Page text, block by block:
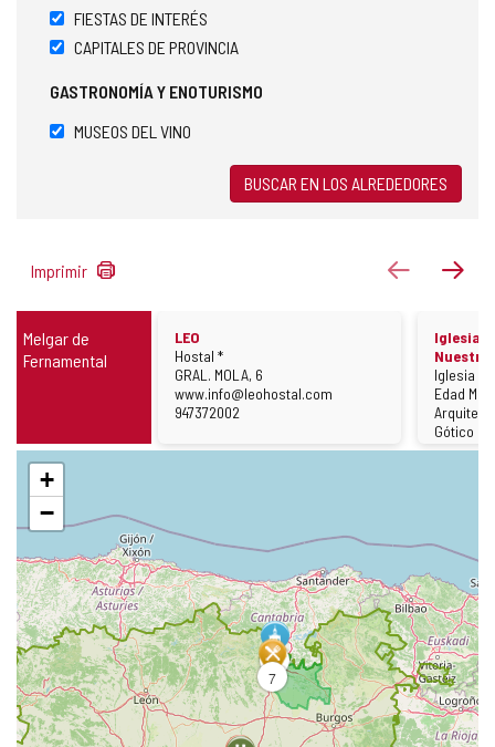
FIESTAS DE INTERÉS
CAPITALES DE PROVINCIA
GASTRONOMÍA Y ENOTURISMO
MUSEOS DEL VINO
BUSCAR EN LOS ALREDEDORES
Imprimir anterior
Melgar de
Fernamental
LEO
Tipo
Hostal *
Calle
GRAL. MOLA, 6
Página
Web
www.info@leohostal.com
Teléfono
947372002
Iglesia
Nuestra
Iglesia
Periodo
Histórico
Edad
Estilos
Gótico
Saltar
mapa
7
3
+
−